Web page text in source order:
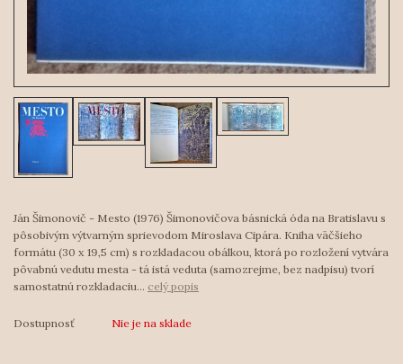
Ján Šimonovič - Mesto (1976) Šimonovičova básnická óda na Bratislavu s
pôsobivým výtvarným sprievodom Miroslava Cipára. Kniha väčšieho
formátu (30 x 19,5 cm) s rozkladacou obálkou, ktorá po rozložení vytvára
pôvabnú vedutu mesta - tá istá veduta (samozrejme, bez nadpisu) tvorí
samostatnú rozkladaciu... celý popis
Dostupnosť Nie je na sklade